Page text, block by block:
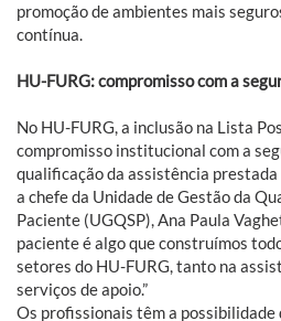
promoção de ambientes mais
contínua.
HU-FURG: compromisso com a
No HU-FURG, a inclusão na Lista
compromisso institucional com a
qualificação da assistência prestada
a chefe da Unidade de Gestão da
Paciente (UGQSP), Ana Paula
paciente é algo que construímos
setores do HU-FURG, tanto na
serviços de apoio.”
Os profissionais têm a